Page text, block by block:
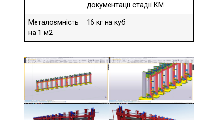
документації стадії КМ
Металоємність
на 1 м2
16 кг на куб